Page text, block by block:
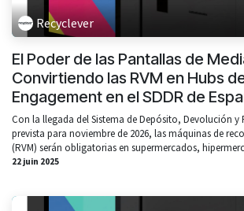
Recyclever
El Poder de las Pantallas de
Convirtiendo las RVM en Hubs
Engagement en el SDDR de
Con la llegada del Sistema de Depósito, Devolución y
prevista para noviembre de 2026, las máquinas de
(RVM) serán obligatorias en supermercados,
22 juin 2025